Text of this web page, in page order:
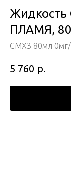
Жидкость
ПЛАМЯ,
CMX3 80мл
5 760 р.